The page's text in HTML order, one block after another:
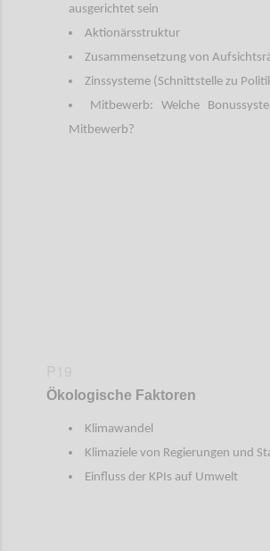
ausgerichtet sein
Aktionärsstruktur
Zusammensetzung von
Zinssysteme (Schnittstelle zu
Mitbewerb: Welche
Mitbewerb?
Ökologische Faktoren
Klimawandel
Klimaziele von Regierungen und
Einfluss der KPIs auf Umwelt